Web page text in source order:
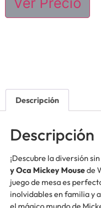
Descripción
Descripción
¡Descubre la diversión
y Oca Mickey Mousede
juego de mesa es
inolvidables en familia y
el mágico mundo de